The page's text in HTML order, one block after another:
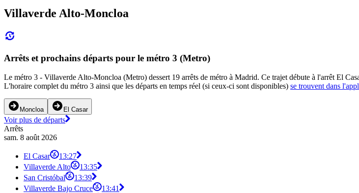
Villaverde Alto-Moncloa
Arrêts et prochains départs pour le métro 3 (Metro)
Le métro 3 - Villaverde Alto-Moncloa (Metro) dessert 19 arrêts de métro à Madrid. Ce trajet débute à l'arrêt El
L'horaire complet du métro 3 ainsi que les départs en temps réel (si ceux-ci sont disponibles) se trouvent dans
Moncloa El Casar
Voir plus de départs
Arrêts
sam. 8 août 2026
El Casar
13:27
Villaverde Alto
13:35
San Cristóbal
13:39
Villaverde Bajo Cruce
13:41